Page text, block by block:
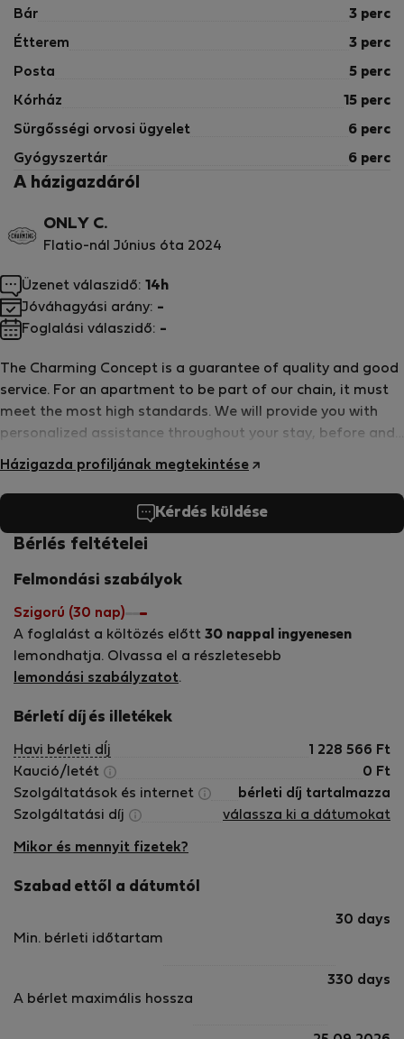
előtt, hogy ez az otthon NEM TURISTA APARTMAN.
kell aláírniuk. Ez a szerződés tiszteletben tartja a
foglalás minden feltételét, és nem ró semmilyen
további felelősséget a foglalás feltételein túl.
- Gyermekágyak bérlése 30 €/tartózkodás ellenében
lehetséges. Kérjük, ne feledje, hogy érkezés előtt a
- A vendégeknek bejelentkezéskor érvényes személyi
igazolványt és hitelkártyát kell felmutatniuk.
- Legény- és leánybúcsúk vagy hasonló partik nem
tarthatók ebben a szálláshelyen.
garantálni, hogy az apartman 17:30 előtt készen áll a
'&gt
Bár 3 perc
Étterem 3 perc
Posta 5 perc
Kórház 15 perc
Sürgősségi orvosi ügyelet 6 perc
Gyógyszertár 6 perc
A házigazdáról
ONLY C.
Flatio-nál Június óta 2024
The Charming Concept is a guarantee of quality and good
service. For an apartment to be part of our chain, it must
meet the most high standards. We will provide you with
personalized assistance throughout your stay, before and
during your stay.
Házigazda profiljának megtekintése
Üzenet válaszidő: 14h
Jóváhagyási arány: -
Foglalási válaszidő: -
Kérdés küldése
Bérlés feltételei
Felmondási szabályok
Szigorú (30 nap)
A foglalást a költözés előtt 30 nappal ingyenesen
lemondhatja. Olvassa el a részletesebb
lemondási szabályzatot.
Bérletí díj és illetékek
Havi bérleti dÍj 1 228 566 Ft
Kaució/letét
0 Ft
Szolgáltatások és internet
bérleti díj tartalmazza
Szolgáltatási díj
válassza ki a dátumokat
Mikor és mennyit fizetek?
Szabad ettől a dátumtól
Min. bérleti időtartam
30 days
A bérlet maximális hossza
330 days